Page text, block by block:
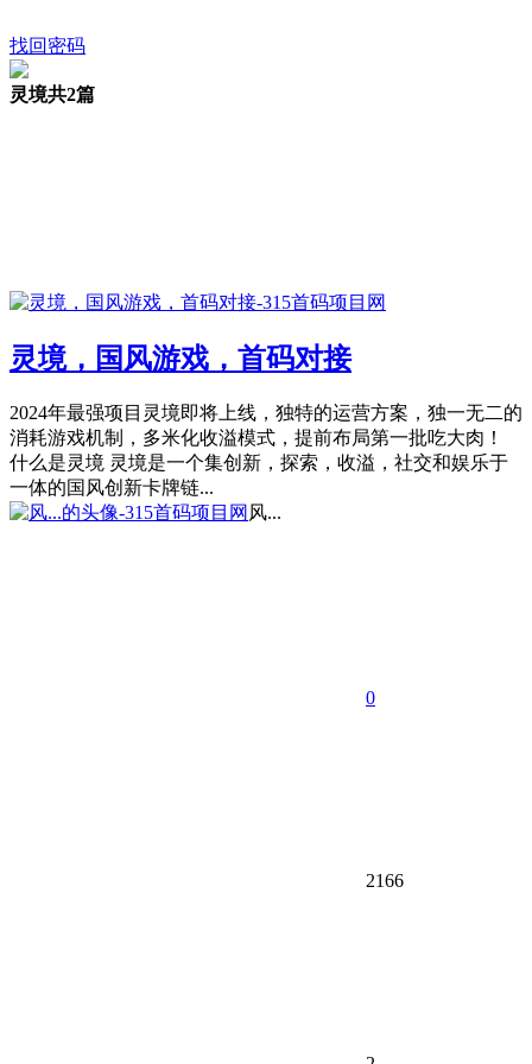
找回密码
灵境共2篇
灵境，国风游戏，首码对接
2024年最强项目灵境即将上线，独特的运营方案，独一无二的
消耗游戏机制，多米化收溢模式，提前布局第一批吃大肉！
什么是灵境 灵境是一个集创新，探索，收溢，社交和娱乐于
一体的国风创新卡牌链...
风...
0
2166